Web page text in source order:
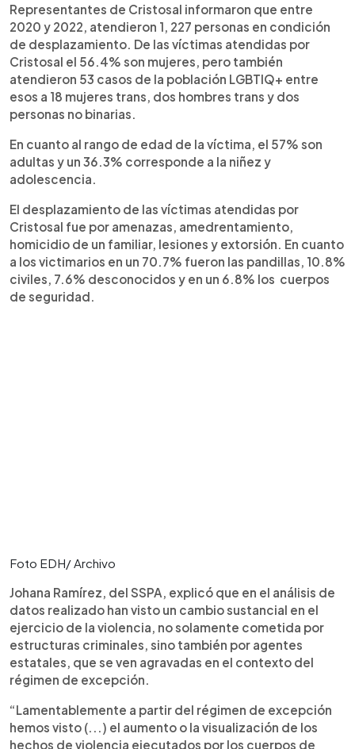
Representantes de Cristosal informaron que entre
2020 y 2022, atendieron 1, 227 personas en condición
de desplazamiento. De las víctimas atendidas por
Cristosal el 56.4% son mujeres, pero también
atendieron 53 casos de la población LGBTIQ+ entre
esos a 18 mujeres trans, dos hombres trans y dos
personas no binarias.
En cuanto al rango de edad de la víctima, el 57% son
adultas y un 36.3% corresponde a la niñez y
adolescencia.
El desplazamiento de las víctimas atendidas por
Cristosal fue por amenazas, amedrentamiento,
homicidio de un familiar, lesiones y extorsión. En cuanto
a los victimarios en un 70.7% fueron las pandillas, 10.8%
civiles, 7.6% desconocidos y en un 6.8% los cuerpos
de seguridad.
Foto EDH/ Archivo
Johana Ramírez, del SSPA, explicó que en el análisis de
datos realizado han visto un cambio sustancial en el
ejercicio de la violencia, no solamente cometida por
estructuras criminales, sino también por agentes
estatales, que se ven agravadas en el contexto del
régimen de excepción.
“Lamentablemente a partir del régimen de excepción
hemos visto (...) el aumento o la visualización de los
hechos de violencia ejecutados por los cuerpos de